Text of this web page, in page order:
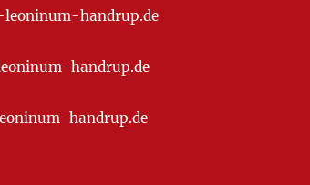
handrup.de
handrup.de
handrup.de